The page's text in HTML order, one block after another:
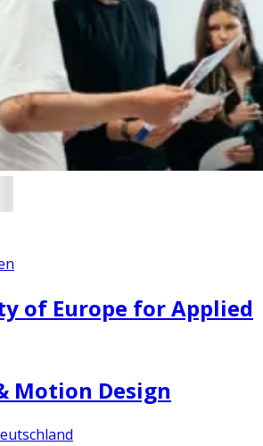
of Europe for Applied
Motion Design